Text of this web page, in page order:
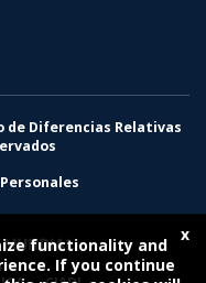
x
functionality and
If you continue
de Diferencias Relativas